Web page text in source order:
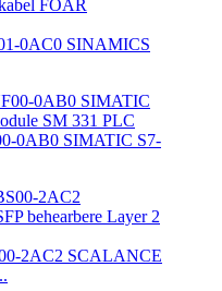
0AC0 SINAMICS
0AB0 SIMATIC S7-
2AC2 SCALANCE